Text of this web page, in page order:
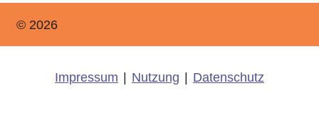
© 2026
Impressum Nutzung Datenschutz